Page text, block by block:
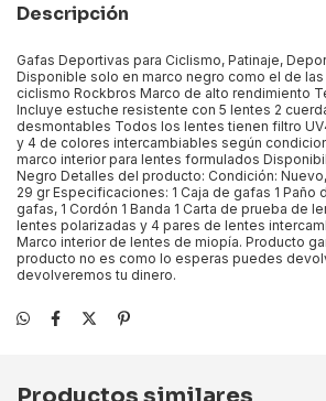
Descripción
Gafas Deportivas para Ciclismo, Patinaje,
Disponible solo en marco negro como el de
ciclismo Rockbros Marco de alto rendimiento
Incluye estuche resistente con 5 lentes 2
desmontables Todos los lentes tienen filtro
y 4 de colores intercambiables según
marco interior para lentes formulados
Negro Detalles del producto: Condición:
29 gr Especificaciones: 1 Caja de gafas 1 Paño
gafas, 1 Cordón 1 Banda 1 Carta de prueba de
lentes polarizadas y 4 pares de lentes
Marco interior de lentes de miopía. Producto
producto no es como lo esperas puedes
devolveremos tu dinero.